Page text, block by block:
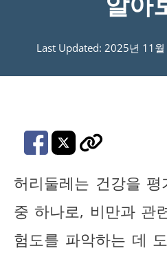
Last Updated: 2025년 11월
허리둘레는 건강을
중 하나로, 비만과 관
험도를 파악하는 데